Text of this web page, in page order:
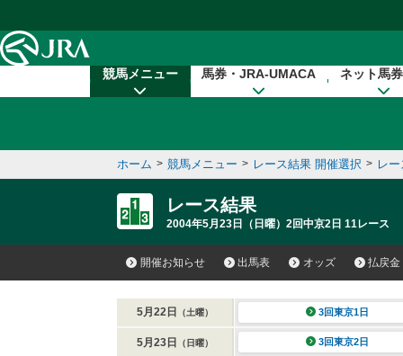
競馬メニュー 馬券・JRA-UMACA ネット馬
ホーム > 競馬メニュー > レース結果 開催選択 > レ
レース結果
2004年5月23日（日曜）2回中京2日 11レース
開催お知らせ 出馬表 オッズ 払戻金
5月22日 （土曜） 3回東京1日
5月23日 （日曜） 3回東京2日